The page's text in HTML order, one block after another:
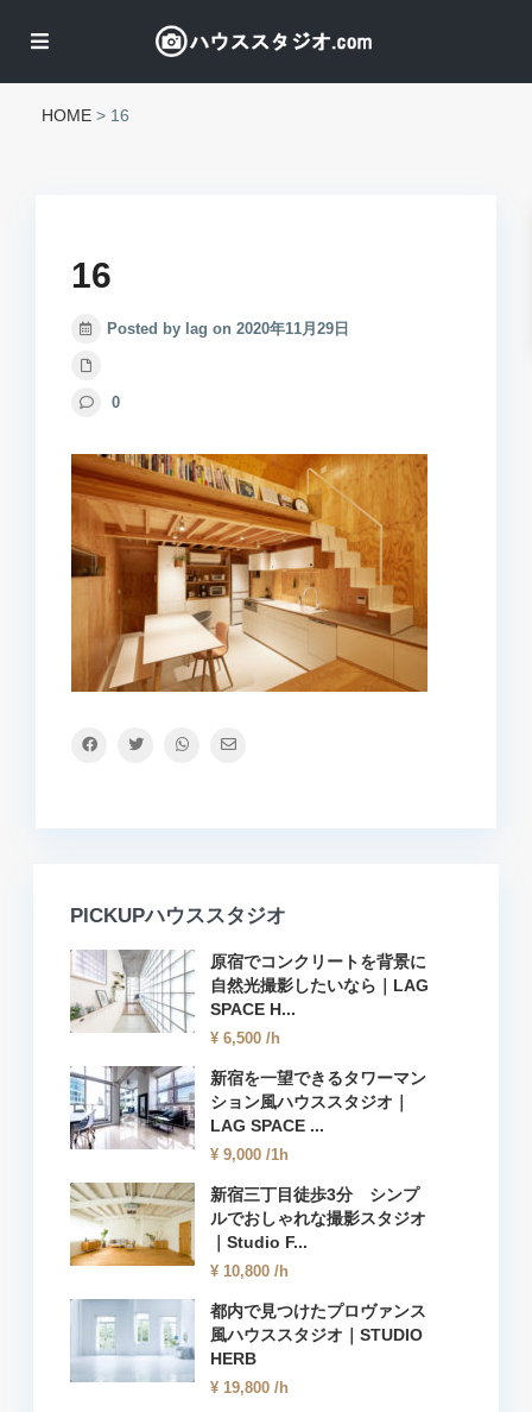
HOME > 16
16
Posted by lag on 2020年11月29日
0
PICKUPハウススタジオ
原宿でコンクリートを背景に
自然光撮影したいなら｜LAG
SPACE H...
¥ 6,500 /h
新宿を一望できるタワーマン
ション風ハウススタジオ｜
LAG SPACE ...
¥ 9,000 /1h
新宿三丁目徒歩3分 シンプ
ルでおしゃれな撮影スタジオ
｜Studio F...
¥ 10,800 /h
都内で見つけたプロヴァンス
風ハウススタジオ｜STUDIO
HERB
¥ 19,800 /h